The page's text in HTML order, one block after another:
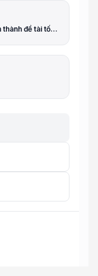
Phụ cấp 4tr + Cơm trưa + Hoàn thành đề tài tốt nghiệp